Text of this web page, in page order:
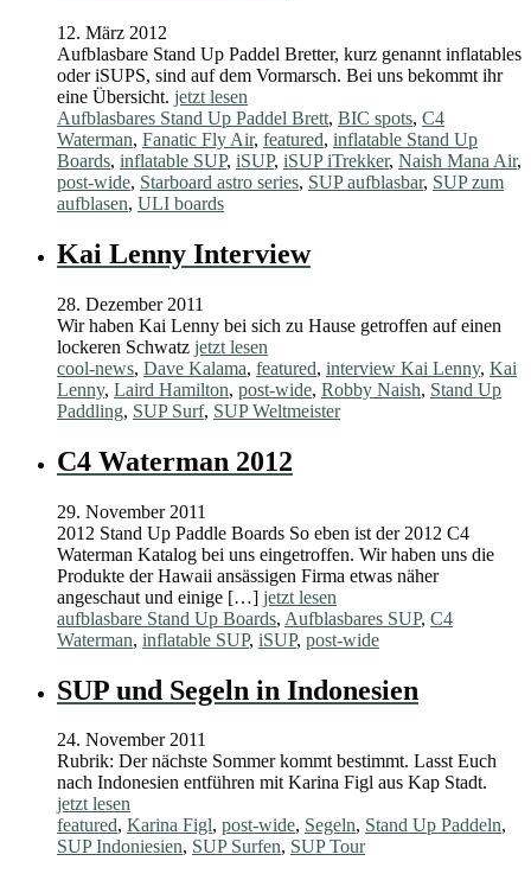
12. März 2012
Aufblasbare Stand Up Paddel Bretter, kurz genannt inflatables
oder iSUPS, sind auf dem Vormarsch. Bei uns bekommt ihr
eine Übersicht. jetzt lesen
Aufblasbares Stand Up Paddel Brett, BIC spots, C4
Waterman, Fanatic Fly Air, featured, inflatable Stand Up
Boards, inflatable SUP, iSUP, iSUP iTrekker, Naish Mana Air,
post-wide, Starboard astro series, SUP aufblasbar, SUP zum
aufblasen, ULI boards
Kai Lenny Interview
28. Dezember 2011
Wir haben Kai Lenny bei sich zu Hause getroffen auf einen
lockeren Schwatz jetzt lesen
cool-news, Dave Kalama, featured, interview Kai Lenny, Kai
Lenny, Laird Hamilton, post-wide, Robby Naish, Stand Up
Paddling, SUP Surf, SUP Weltmeister
C4 Waterman 2012
29. November 2011
2012 Stand Up Paddle Boards So eben ist der 2012 C4
Waterman Katalog bei uns eingetroffen. Wir haben uns die
Produkte der Hawaii ansässigen Firma etwas näher
angeschaut und einige […] jetzt lesen
aufblasbare Stand Up Boards, Aufblasbares SUP, C4
Waterman, inflatable SUP, iSUP, post-wide
SUP und Segeln in Indonesien
24. November 2011
Rubrik: Der nächste Sommer kommt bestimmt. Lasst Euch
nach Indonesien entführen mit Karina Figl aus Kap Stadt.
jetzt lesen
featured, Karina Figl, post-wide, Segeln, Stand Up Paddeln,
SUP Indoniesien, SUP Surfen, SUP Tour